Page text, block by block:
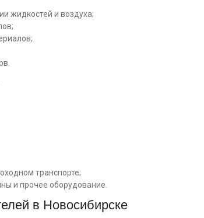
жидкостей и воздуха;
транспорте;
и прочее оборудование.
в Новосибирске